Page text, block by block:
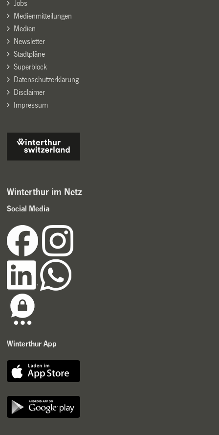
Jobs
Medienmitteilungen
Medien
Newsletter
Stadtpläne
Superblock
Datenschutzerklärung
Disclaimer
Impressum
Winterthur im Netz
Social Media
Winterthur App